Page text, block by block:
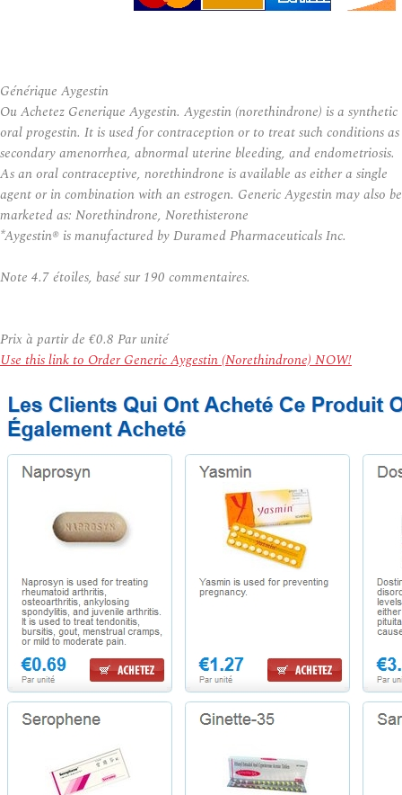
Générique Aygestin
Ou Achetez Generique Aygestin. Aygestin (norethindrone) is a synthetic
oral progestin. It is used for contraception or to treat such conditions as
secondary amenorrhea, abnormal uterine bleeding, and endometriosis.
As an oral contraceptive, norethindrone is available as either a single
agent or in combination with an estrogen. Generic Aygestin may also be
marketed as: Norethindrone, Norethisterone
*Aygestin® is manufactured by Duramed Pharmaceuticals Inc.
Note 4.7étoiles, basé sur 190 commentaires.
Prix à partir de €0.8 Par unité
Use this link to Order Generic Aygestin (Norethindrone) NOW!